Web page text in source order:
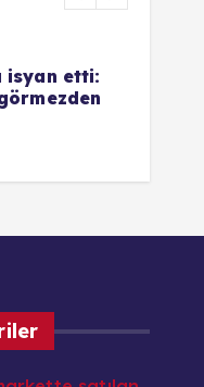
isyan etti: